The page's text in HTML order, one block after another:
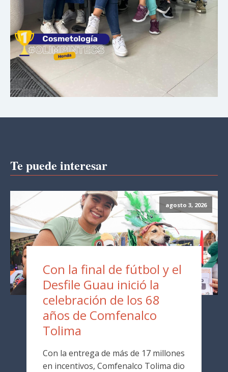
Te puede interesar
agosto 3, 2026
Con la final de fútbol y el
Desfile Guau inició la
celebración de los 68
años de Comfenalco
Tolima
Con la entrega de más de 17 millones
en incentivos, Comfenalco Tolima dio